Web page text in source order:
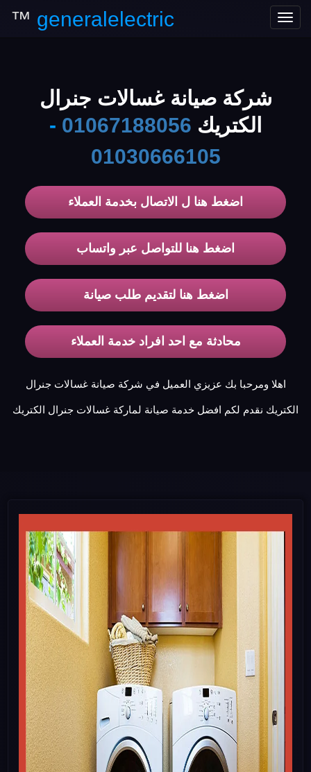
Toggle
generalelectric
™
شركة صيانة غسالات جنرال
الكتريك 01067188056
-
01030666105
اضغط هنا ل الاتصال بخدمة العملاء
اضغط هنا للتواصل عبر واتساب
اضغط هنا لتقديم طلب صيانة
محادثة مع احد افراد خدمة العملاء
اهلا ومرحبا بك عزيزي العميل في شركة صيانة غسالات جنرال
الكتريك نقدم لكم افضل خدمة صيانة لماركة غسالات جنرال الكتريك